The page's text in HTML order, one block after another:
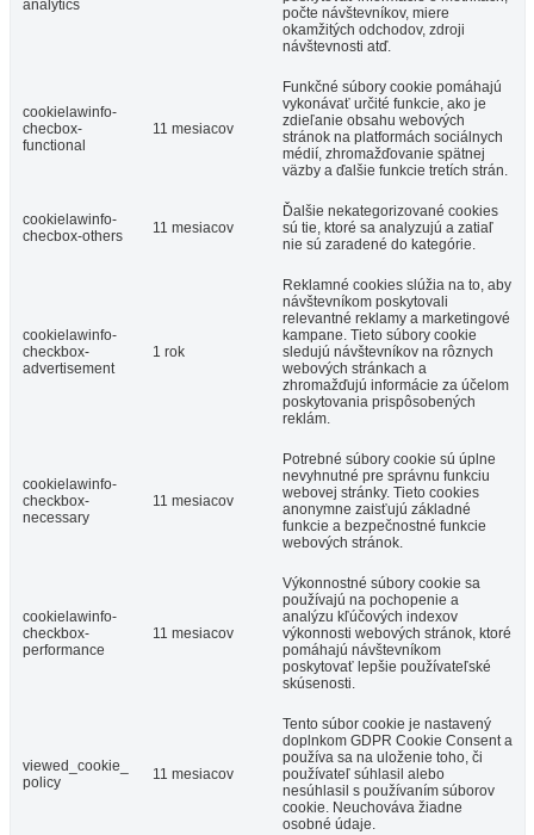
analytics
počte návštevníkov, miere
okamžitých odchodov, zdroji
návštevnosti atď.
cookielawinfo-
checbox-
functional
11 mesiacov
Funkčné súbory cookie pomáhajú
vykonávať určité funkcie, ako je
zdieľanie obsahu webových
stránok na platformách sociálnych
médií, zhromažďovanie spätnej
väzby a ďalšie funkcie tretích strán.
cookielawinfo-
checbox-others
11 mesiacov
Ďalšie nekategorizované cookies
sú tie, ktoré sa analyzujú a zatiaľ
nie sú zaradené do kategórie.
cookielawinfo-
checkbox-
advertisement
1 rok
Reklamné cookies slúžia na to, aby
návštevníkom poskytovali
relevantné reklamy a marketingové
kampane. Tieto súbory cookie
sledujú návštevníkov na rôznych
webových stránkach a
zhromažďujú informácie za účelom
poskytovania prispôsobených
reklám.
cookielawinfo-
checkbox-
necessary
11 mesiacov
Potrebné súbory cookie sú úplne
nevyhnutné pre správnu funkciu
webovej stránky. Tieto cookies
anonymne zaisťujú základné
funkcie a bezpečnostné funkcie
webových stránok.
cookielawinfo-
checkbox-
performance
11 mesiacov
Výkonnostné súbory cookie sa
používajú na pochopenie a
analýzu kľúčových indexov
výkonnosti webových stránok, ktoré
pomáhajú návštevníkom
poskytovať lepšie používateľské
skúsenosti.
viewed_cookie_
policy
11 mesiacov
Tento súbor cookie je nastavený
doplnkom GDPR Cookie Consent a
používa sa na uloženie toho, či
používateľ súhlasil alebo
nesúhlasil s používaním súborov
cookie. Neuchováva žiadne
osobné údaje.